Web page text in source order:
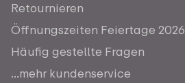
Retournieren
Öffnungszeiten Feiertage 2026
Häufig gestellte Fragen
...mehr kundenservice